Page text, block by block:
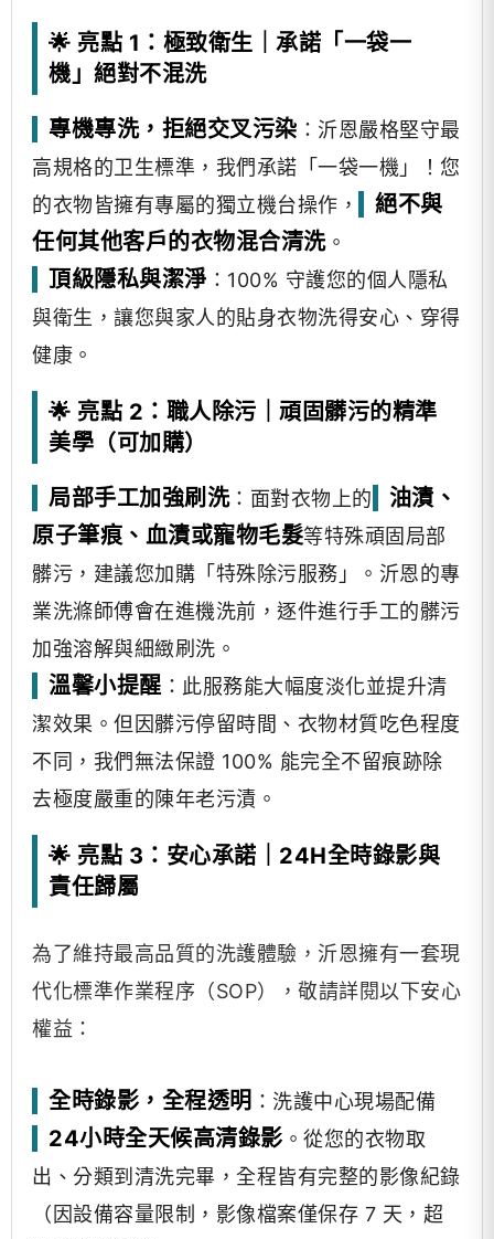
🌟 亮點 1：極致衛生｜承諾「一袋一
機」絕對不混洗
專機專洗，拒絕交叉污染 ：沂恩嚴格堅守最
高規格的卫生標準，我們承諾「一袋一機」！您
的衣物皆擁有專屬的獨立機台操作，
絕不與
任何其他客戶的衣物混合清洗。
頂級隱私與潔淨 ：100% 守護您的個人隱私
與衛生，讓您與家人的貼身衣物洗得安心、穿得
健康。
🌟 亮點 2：職人除污｜頑固髒污的精準
美學（可加購）
局部手工加強刷洗：面對衣物上的
油漬、
原子筆痕、血漬或寵物毛髮等特殊頑固局部
髒污，建議您加購「特殊除污服務」。沂恩的專
業洗滌師傅會在進機洗前，逐件進行手工的髒污
加強溶解與細緻刷洗。
溫馨小提醒 ：此服務能大幅度淡化並提升清
潔效果。但因髒污停留時間、衣物材質吃色程度
不同，我們無法保證 100% 能完全不留痕跡除
去極度嚴重的陳年老污漬。
🌟 亮點 3：安心承諾｜24H全時錄影與
責任歸屬
為了維持最高品質的洗護體驗，沂恩擁有一套現
代化標準作業程序（SOP），敬請詳閱以下安心
權益：
全時錄影，全程透明 ：洗護中心現場配備
24小時全天候高清錄影 。從您的衣物取
出、分類到清洗完畢，全程皆有完整的影像紀錄
（因設備容量限制，影像檔案僅保存 7 天，超